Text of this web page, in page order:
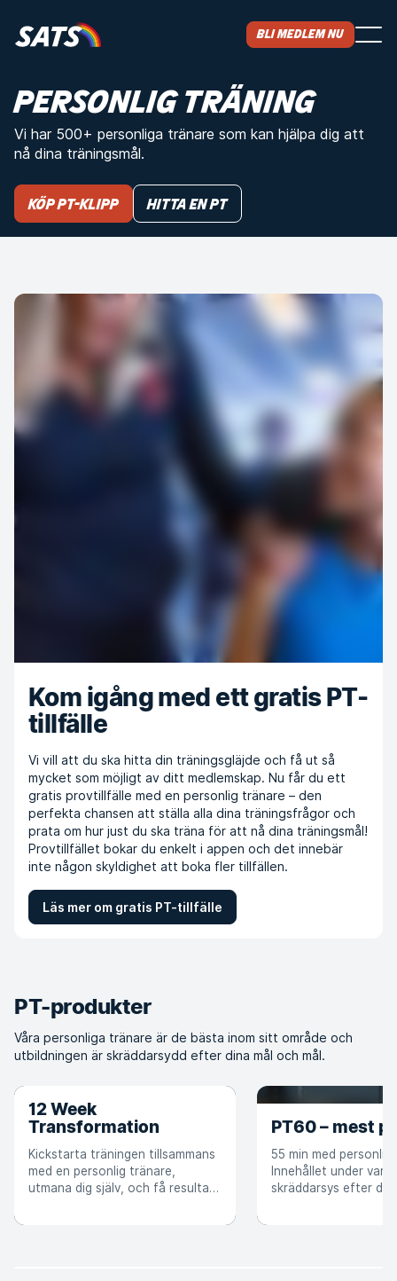
Bli medlem nu
PERSONLIG TRÄNING
Vi har 500+ personliga tränare som kan hjälpa dig att
nå dina träningsmål.
KÖP PT-KLIPP Hitta en PT
Kom igång med ett gratis PT-
tillfälle
Vi vill att du ska hitta din träningsgläjde och få ut så
mycket som möjligt av ditt medlemskap. Nu får du ett
gratis provtillfälle med en personlig tränare – den
perfekta chansen att ställa alla dina träningsfrågor och
prata om hur just du ska träna för att nå dina träningsmål!
Provtillfället bokar du enkelt i appen och det innebär
inte någon skyldighet att boka fler tillfällen.
Läs mer om gratis PT-tillfälle
PT-produkter
Våra personliga tränare är de bästa inom sitt område och
utbildningen är skräddarsydd efter dina mål och mål.
12 Week
Transformation
Kickstarta träningen tillsammans
med en personlig tränare,
utmana dig själv, och få resultat
PT60 – mest
55 min med personlig
Innehållet under
skräddarsys efter